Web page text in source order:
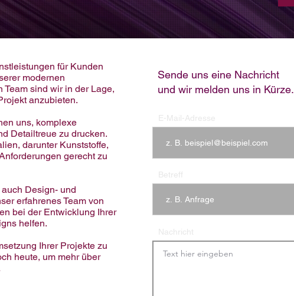
für Kunden
modernen
sind wir in der Lage,
anzubieten.
uns, komplexe
Detailtreue zu drucken.
darunter Kunststoffe,
gerecht zu
Design- und
erfahrenes Team von
bei der Entwicklung Ihrer
helfen.
Ihrer Projekte zu
heute, um mehr über
Sende uns eine Nachricht
und wir melden uns in Kürze.